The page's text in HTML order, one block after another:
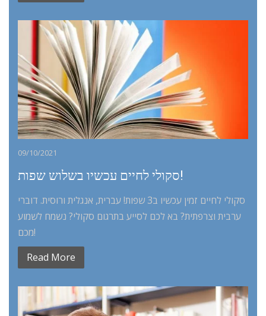
09/10/2021
סקולי לחיים עכשיו בשלוש שפות!
סקולי לחיים זמין עכשיו ב3 שפות! עברית, אנגלית ורוסית. דוברי
ערבית וצרפתית? בא לכם לסייע בתרגום סקולי? נשמח לשמוע
מכם!
Read More